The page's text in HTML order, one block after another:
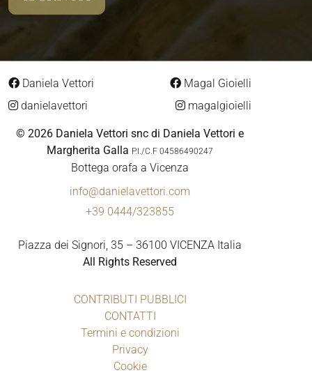
Daniela Vettori
danielavettori
Magal Gioielli
magalgioielli
© 2026 Daniela Vettori snc di Daniela Vettori e
Margherita Galla P.I./C.F 04586490247
Bottega orafa a Vicenza
info@danielavettori.com
+39 0444/323855
Piazza dei Signori, 35 – 36100 VICENZA Italia
All Rights Reserved
CONTRIBUTI PUBBLICI
CONTATTI
Termini e condizioni
Privacy
Cookie